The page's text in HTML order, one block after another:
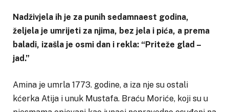
Nadživjela ih je za punih sedamnaest godina,
željela je umrijeti za njima, bez jela i pića, a prema
baladi, izašla je osmi dan i rekla: “Priteže glad –
jad.”
Amina je umrla 1773. godine, a iza nje su ostali
kćerka Atija i unuk Mustafa. Braću Moriće, koji su u